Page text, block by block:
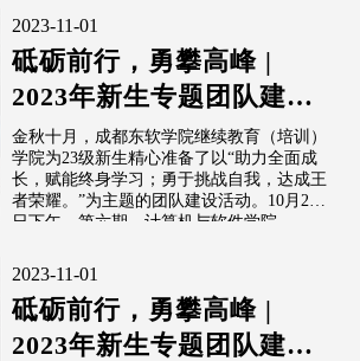
2023-11-01
砥砺前行，勇攀高峰 |
2023年新生专题团队建设
活动（第六期）
金秋十月，成都东软学院继续教育（培训）
学院为23级新生精心准备了以“助力全面成
长，赋能终身学习；勇于挑战自我，达成王
者荣耀。”为主题的团队建设活动。10月26
日下午，第六期，计算机与软件学院...
2023-11-01
砥砺前行，勇攀高峰 |
2023年新生专题团队建设